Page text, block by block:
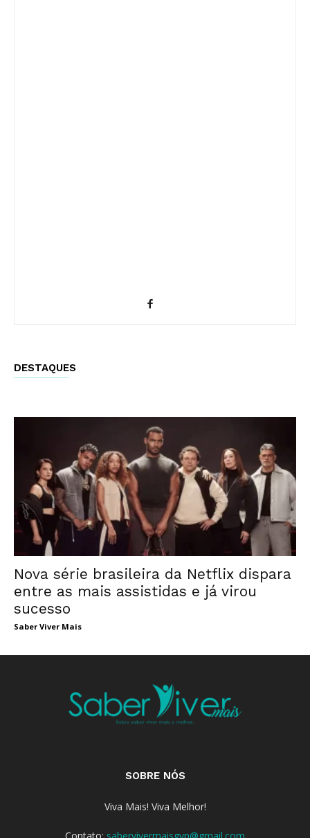
DESTAQUES
Nova série brasileira da Netflix dispara
entre as mais assistidas e já virou
sucesso
Saber Viver Mais
SOBRE NÓS
Viva Mais! Viva Melhor!
Contato: sabervivermaisgyn@gmail.com